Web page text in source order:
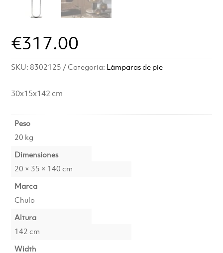
€317.00
SKU: 8302125 Categoría: Lámparas de pie
30x15x142 cm
Peso
20 kg
Dimensiones
20 × 35 × 140 cm
Marca
Chulo
Altura
142 cm
Width